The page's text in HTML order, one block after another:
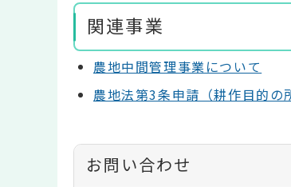
関連事業
農地中間管理事業について
農地法第3条申請（耕作目的の
お問い合わせ